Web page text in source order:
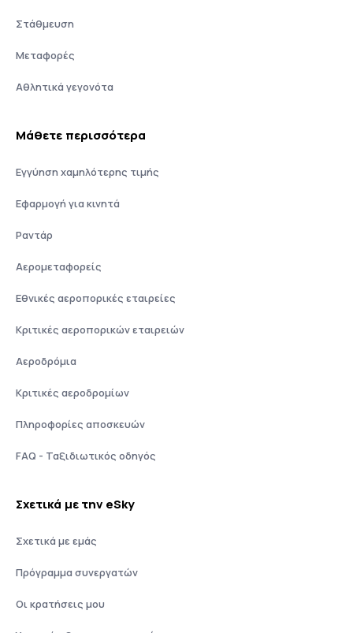
Στάθμευση
Μεταφορές
Αθλητικά γεγονότα
Μάθετε περισσότερα
Εγγύηση χαμηλότερης τιμής
Εφαρμογή για κινητά
Ραντάρ
Αερομεταφορείς
Εθνικές αεροπορικές εταιρείες
Κριτικές αεροπορικών εταιρειών
Αεροδρόμια
Κριτικές αεροδρομίων
Πληροφορίες αποσκευών
FAQ - Ταξιδιωτικός οδηγός
Σχετικά με την eSky
Σχετικά με εμάς
Πρόγραμμα συνεργατών
Οι κρατήσεις μου